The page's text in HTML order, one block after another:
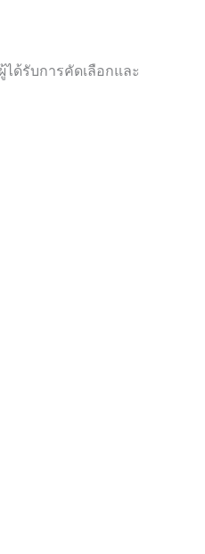
ด้รับการคัดเลือกและ